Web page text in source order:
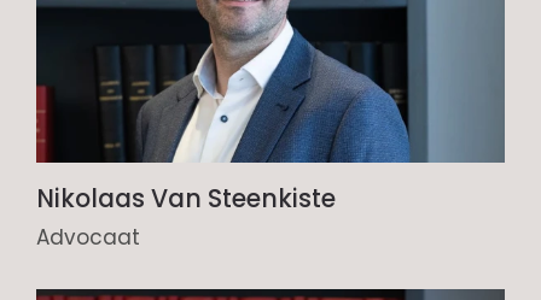
Nikolaas Van Steenkiste
Advocaat